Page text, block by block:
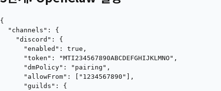
{
  "channels": {
    "discord": {
      "enabled": true,
      "token": "MTI234567890ABCDEFGHIJKLMNO",
      "dmPolicy": "pairing",
      "allowFrom": ["1234567890"],
      "guilds": {